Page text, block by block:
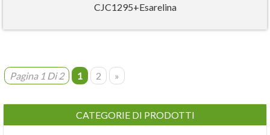
CJC1295+Esarelina
Pagina 1 Di 2 1 2 »
CATEGORIE DI PRODOTTI